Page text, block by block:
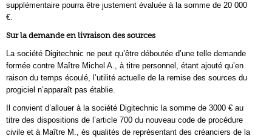
supplémentaire pourra être justement évaluée à la somme de 20 000
€.
Sur la demande en livraison des sources
La société Digitechnic ne peut qu’être déboutée d’une telle demande
formée contre Maître Michel A., à titre personnel, étant ajouté qu’en
raison du temps écoulé, l’utilité actuelle de la remise des sources du
progiciel n’apparaît pas établie.
Il convient d’allouer à la société Digitechnic la somme de 3000 € au
titre des dispositions de l’article 700 du nouveau code de procédure
civile et à Maître M., ès qualités de représentant des créanciers de la